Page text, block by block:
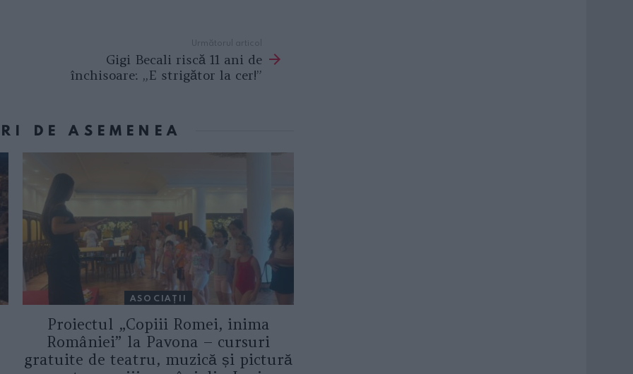
Următorul articol
Gigi Becali riscă 11 ani de
închisoare: „E strigător la cer!”
DE ASEMENEA
ASOCIAŢII
Proiectul „Copiii Romei, inima
României” la Pavona – cursuri
gratuite de teatru, muzică și pictură